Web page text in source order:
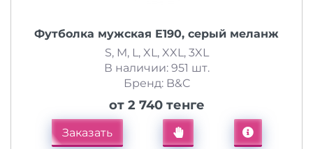
Футболка мужская E190, серый меланж
S, M, L, XL, XXL, 3XL
В наличии: 951 шт.
Бренд: B&C
от 2 740 тенге
Заказать